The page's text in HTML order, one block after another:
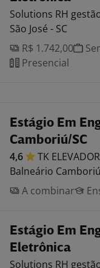
Solutions RH
São José - SC
R$ 1.742,00
Presencial
Estágio Em
Camboriú/SC
4,6 TK
Balneário
A combinar
Estágio Em
Eletrônica
Solutions RH